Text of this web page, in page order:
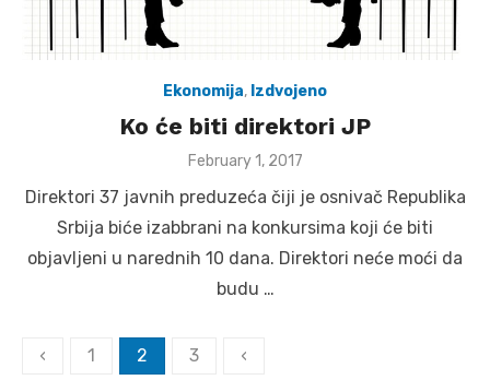
Ekonomija, Izdvojeno
Ko će biti direktori JP
Posted
February 1, 2017
Direktori 37 javnih preduzeća čiji je osnivač Republika
Srbija biće izabbrani na konkursima koji će biti
objavljeni u narednih 10 dana. Direktori neće moći da
budu …
Posts
‹ 1 2 3 ‹